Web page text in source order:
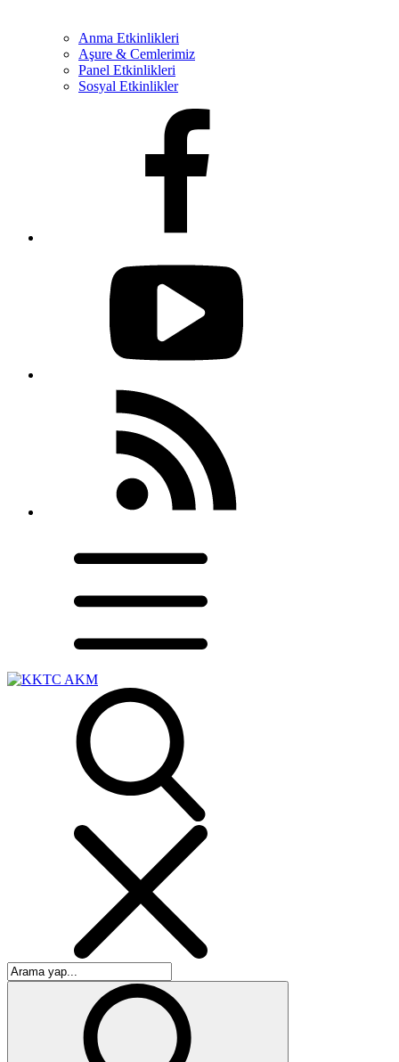
Anma Etkinlikleri
Aşure & Cemlerimiz
Panel Etkinlikleri
Sosyal Etkinlikler